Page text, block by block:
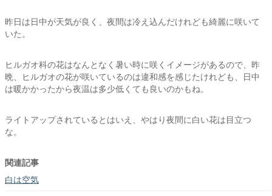
昨日は日中が天気が良く、夜間は冷え込んだけれども綺麗に咲いて
いた。
ヒルガオ科の花はなんとなく暑い時に咲くイメージがあるので、昨
晩、ヒルガオの花が咲いているのは違和感を感じたけれども、日中
は暖かかったから夜温は多少低くても良いのかもね。
ライトアップされているとはいえ、やはり夜間に白い花は目立つ
な。
関連記事
白は空気